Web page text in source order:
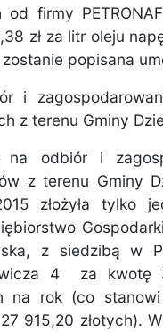
od firmy
zł za litr oleju
popisana
i
z terenu Gminy
na odbiór i
z terenu Gminy
złożyła tylko
z siedzibą w
4
za kwotę
na rok (co
915,20 złotych).